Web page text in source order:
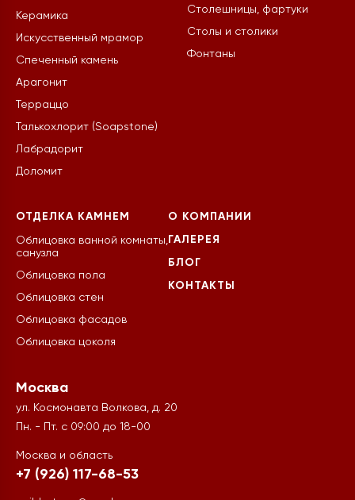
Керамика
Искусственный мрамор
Спеченный камень
Арагонит
Терраццо
Талькохлорит (Soapstone)
Лабрадорит
Доломит
Столешницы, фартуки
Столы и столики
Фонтаны
ОТДЕЛКА КАМНЕМ
Облицовка ванной комнаты,
санузла
Облицовка пола
Облицовка стен
Облицовка фасадов
Облицовка цоколя
О КОМПАНИИ
ГАЛЕРЕЯ
БЛОГ
КОНТАКТЫ
Москва
ул. Космонавта Волкова, д. 20
Пн. - Пт. с 09:00 до 18-00
Москва и область
+7 (926) 117-68-53